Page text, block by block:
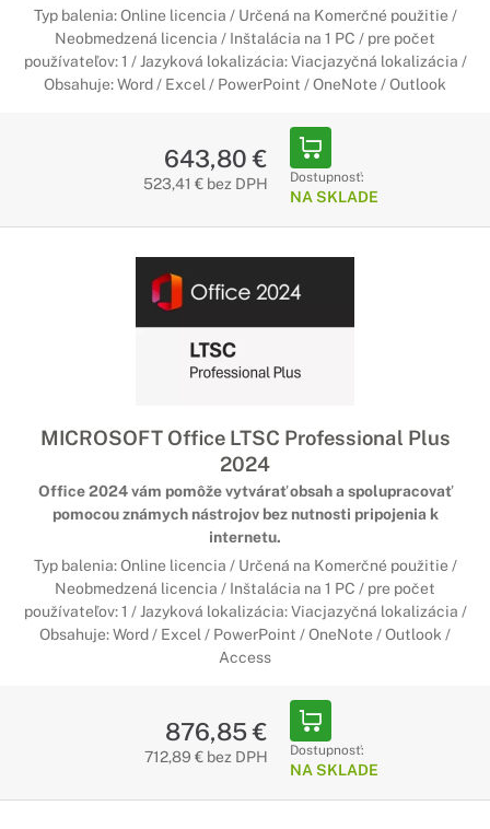
Typ balenia: Online licencia / Určená na Komerčné použitie /
Neobmedzená licencia / Inštalácia na 1 PC / pre počet
používateľov: 1 / Jazyková lokalizácia: Viacjazyčná lokalizácia /
Obsahuje: Word / Excel / PowerPoint / OneNote / Outlook
643,80 €
523,41 € bez DPH Dostupnosť:
NA SKLADE
MICROSOFT Office LTSC Professional Plus
2024
Office 2024 vám pomôže vytvárať obsah a spolupracovať
pomocou známych nástrojov bez nutnosti pripojenia k
internetu.
Typ balenia: Online licencia / Určená na Komerčné použitie /
Neobmedzená licencia / Inštalácia na 1 PC / pre počet
používateľov: 1 / Jazyková lokalizácia: Viacjazyčná lokalizácia /
Obsahuje: Word / Excel / PowerPoint / OneNote / Outlook /
Access
876,85 €
712,89 € bez DPH Dostupnosť:
NA SKLADE